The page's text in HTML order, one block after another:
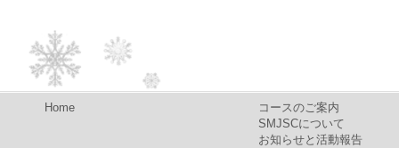
Home
コースのご案内
SMJSCについて
お知らせと活動報告